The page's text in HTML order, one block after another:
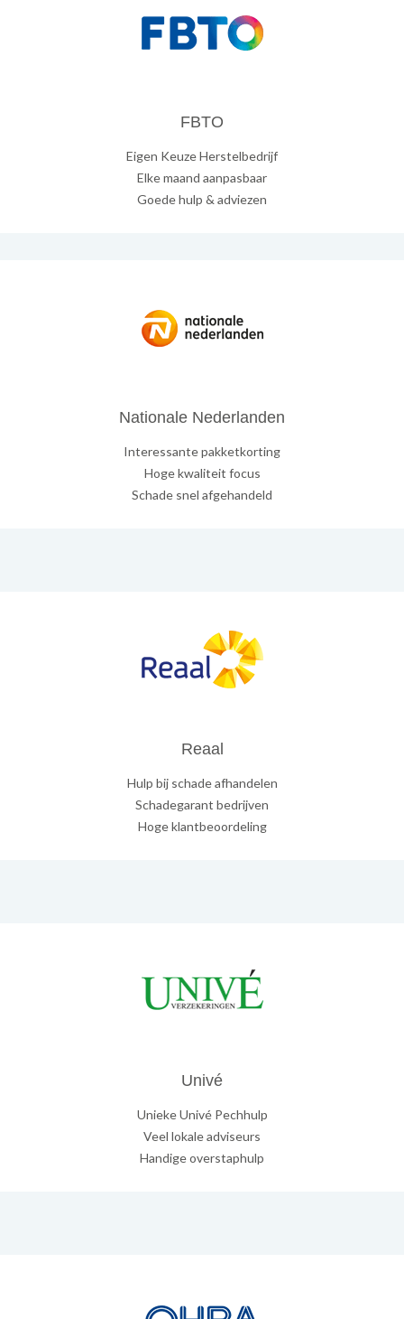
FBTO
Eigen Keuze Herstelbedrijf
Elke maand aanpasbaar
Goede hulp & adviezen
Nationale Nederlanden
Interessante pakketkorting
Hoge kwaliteit focus
Schade snel afgehandeld
Reaal
Hulp bij schade afhandelen
Schadegarant bedrijven
Hoge klantbeoordeling
Univé
Unieke Univé Pechhulp
Veel lokale adviseurs
Handige overstaphulp